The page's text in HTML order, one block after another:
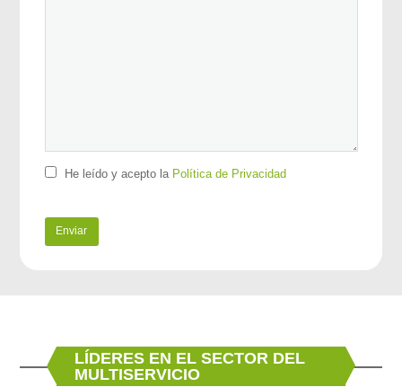
He leído y acepto la Política de Privacidad
LÍDERES EN EL SECTOR DEL
MULTISERVICIO